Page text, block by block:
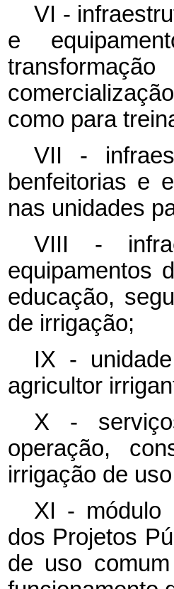
VI -
e
como para
VII -
benfeitorias e
nas unidades
VIII -
equipamentos
educação,
de irrigação;
IX -
agricultor
X -
operação,
irrigação de
XI - módulo
dos Projetos
de uso